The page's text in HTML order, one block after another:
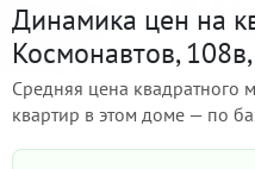
Динамика цен на
Космонавтов,
Средняя цена квадратного
квартир в этом доме — по